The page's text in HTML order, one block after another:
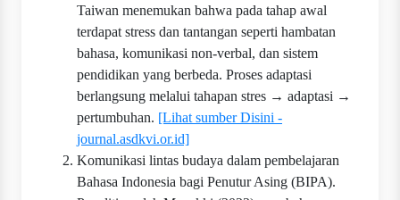
Taiwan menemukan bahwa pada tahap awal
terdapat stress dan tantangan seperti hambatan
bahasa, komunikasi non-verbal, dan sistem
pendidikan yang berbeda. Proses adaptasi
berlangsung melalui tahapan stres → adaptasi →
pertumbuhan. [Lihat sumber Disini -
journal.asdkvi.or.id]
Komunikasi lintas budaya dalam pembelajaran
Bahasa Indonesia bagi Penutur Asing (BIPA).